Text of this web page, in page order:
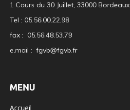
1 Cours du 30 Juillet, 33000 Bordeaux
Tel : 05.56.00.22.98
fax : 05.56.48.53.79
e.mail : fgvb@fgvb.fr
MENU
Accueil